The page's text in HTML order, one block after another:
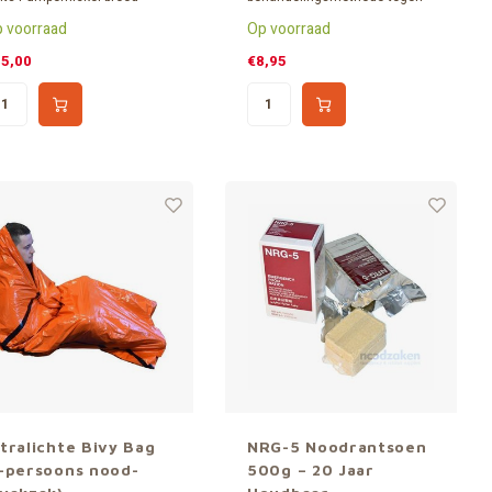
roggebrood, iets zoetig)
blik. Ruim 15 jaar
(lees uitleg onderin
pagina).
voorraad
jeukende muggensteken,
kwallenbeten en andere
insectensteken.
Op voorraad
€8,95
Bivy Bag
persoons nood-
NRG-5 Noodrantsoen
500g – 20 Jaar